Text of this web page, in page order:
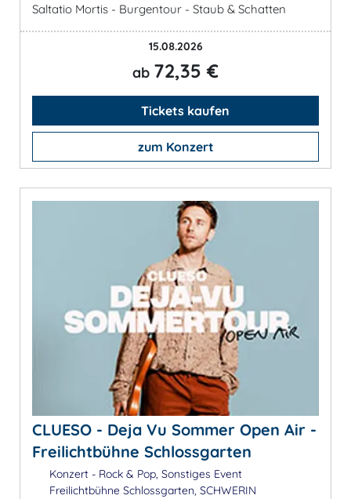
Saltatio Mortis - Burgentour - Staub & Schatten
15.08.2026
ab 72,35 €
Tickets kaufen
zum Konzert
CLUESO - Deja Vu Sommer Open Air -
Freilichtbühne Schlossgarten
Konzert - Rock & Pop, Sonstiges Event
Freilichtbühne Schlossgarten, SCHWERIN